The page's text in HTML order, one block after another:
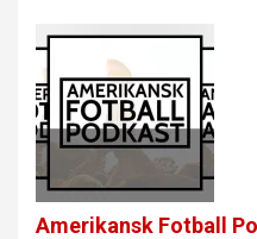
Amerikansk Fotball